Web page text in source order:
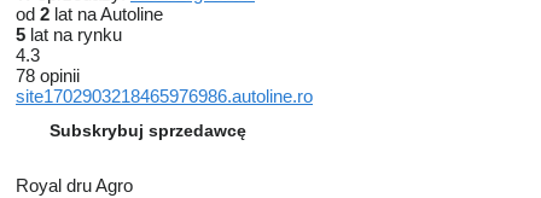
od 2 lat na Autoline
5 lat na rynku
4.3
78 opinii
site1702903218465976986.autoline.ro
Subskrybuj sprzedawcę
Royal dru Agro